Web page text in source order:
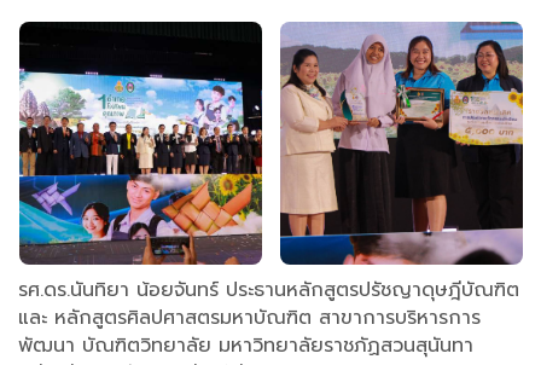
รศ.ดร.นันทิยา น้อยจันทร์ ประธานหลักสูตรปรัชญาดุษฎีบัณฑิต
และ หลักสูตรศิลปศาสตรมหาบัณฑิต สาขาการบริหารการ
พัฒนา บัณฑิตวิทยาลัย มหาวิทยาลัยราชภัฏสวนสุนันทา